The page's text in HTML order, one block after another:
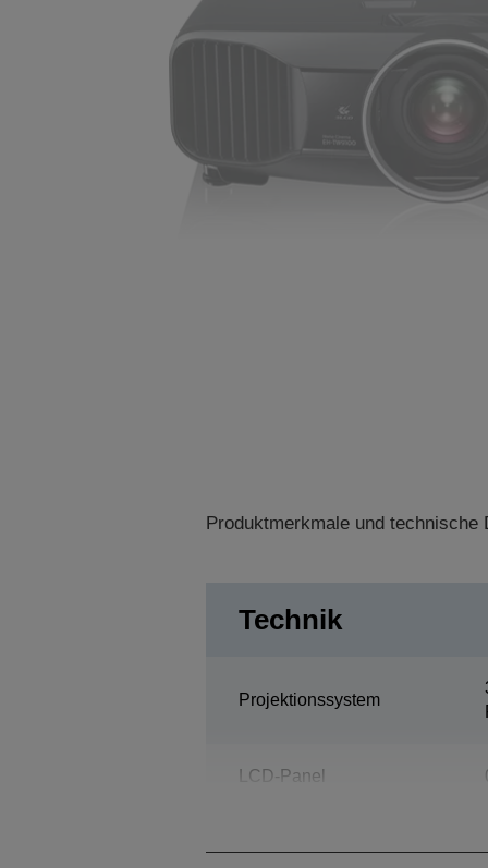
Produktmerkmale und technische
Technik
Projektionssystem
LCD-Panel